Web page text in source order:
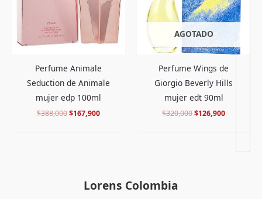
Perfume Animale
Seduction de Animale
mujer edp 100ml
$388,000$167,900
AGOTADO
Perfume Wings de
Giorgio Beverly Hills
mujer edt 90ml
$320,000$126,900
Lorens Colombia